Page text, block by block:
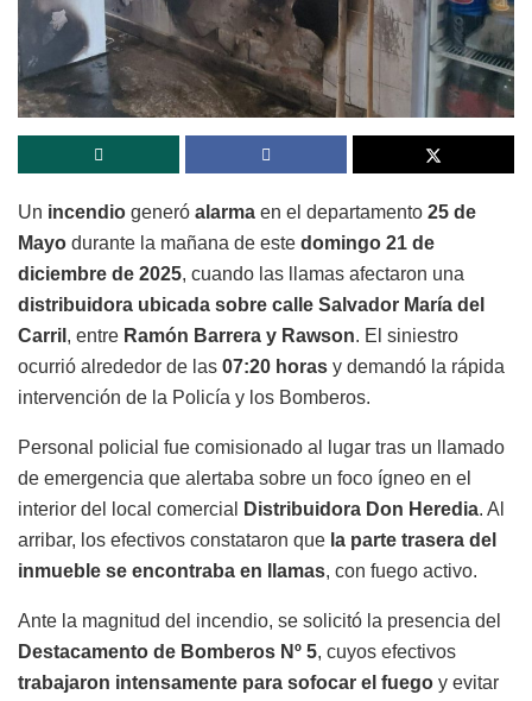
Un incendio generó alarma en el departamento 25 de
Mayo durante la mañana de este domingo 21 de
diciembre de 2025, cuando las llamas afectaron una
distribuidora ubicada sobre calle Salvador María del
Carril , entre Ramón Barrera y Rawson. El siniestro
ocurrió alrededor de las 07:20 horas y demandó la rápida
intervención de la Policía y los Bomberos.
Personal policial fue comisionado al lugar tras un llamado
de emergencia que alertaba sobre un foco ígneo en el
interior del local comercial
Distribuidora Don Heredia. Al
arribar, los efectivos constataron que la parte trasera del
inmueble se encontraba en llamas, con fuego activo.
Ante la magnitud del incendio, se solicitó la presencia del
Destacamento de Bomberos Nº 5, cuyos efectivos
trabajaron intensamente para sofocar el fuego y evitar